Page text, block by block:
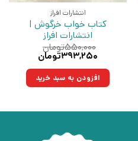
انتشارات افراز
کتاب خواب خرگوش |
انتشارات افراز
۵۵۰,۰۰۰تومان
قیمت
۵۵۰,۰۰۰تومان
بود.
۳۹۳,۲۵۰تومان
۳۹۳,۲۵۰تومان.افزودن به سبد خرید